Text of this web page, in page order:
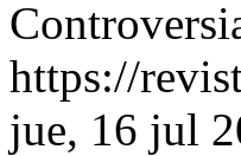
https://
jue, 16 jul